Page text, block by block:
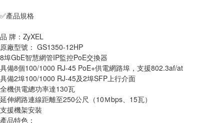
✅產品規格
品 牌：ZyXEL
原廠型號： GS1350-12HP
8埠GbE智慧網管IP監控PoE交換器
具備8個100/1000 RJ-45 PoE+供電網路埠，支援802.3af/at
具備2埠100/1000 RJ-45及2埠SFP上行介面
全機供電總功率達130瓦
延伸網路連線距離至250公尺（10Ｍbps、15瓦）
支援機架安裝
產品特色：